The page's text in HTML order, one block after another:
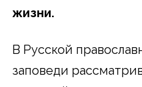
жизни.
В Русской
заповеди